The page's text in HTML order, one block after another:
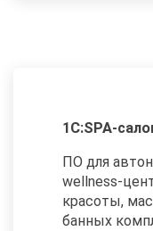
1С:SPA-
ПО для
wellness-
красоты,
банных